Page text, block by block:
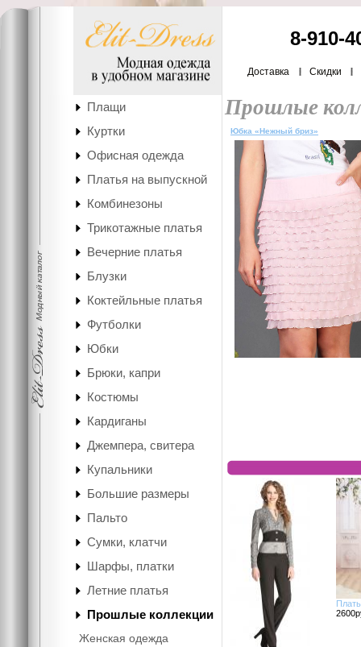
8-910-
Доставка Скидки
Плащи
Куртки
Офисная одежда
Платья на выпускной
Комбинезоны
Трикотажные платья
Вечерние платья
Блузки
Коктейльные платья
Футболки
Юбки
Брюки, капри
Костюмы
Кардиганы
Джемпера, свитера
Купальники
Большие размеры
Пальто
Сумки, клатчи
Шарфы, платки
Летние платья
Прошлые коллекции
Женская одежда
Прошлые
Юбка «Нежный бриз»